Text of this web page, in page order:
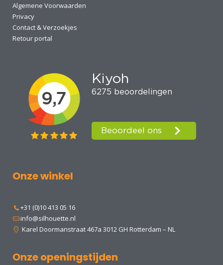
Algemene Voorwaarden
Privacy
Contact & Verzoekjes
Retour portal
Onze winkel
+31 (0)10 413 05 16
info@silhouette.nl
Karel Doormanstraat 467a 3012 GH Rotterdam – NL
Onze openingstijden